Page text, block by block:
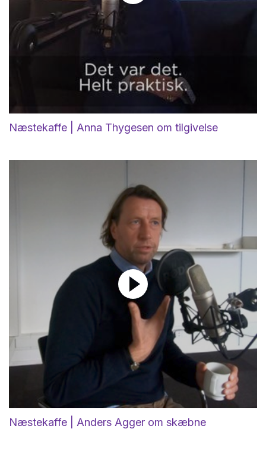
Næstekaffe | Anna Thygesen om tilgivelse
Næstekaffe | Anders Agger om skæbne